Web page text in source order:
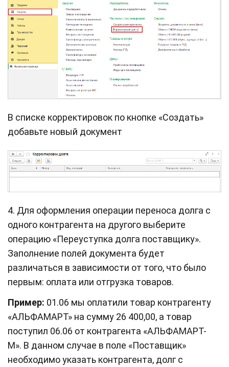
В списке корректировок по кнопке «Создать»
добавьте новый документ
4. Для оформления операции переноса долга с
одного контрагента на другого выберите
операцию «Переуступка долга поставщику».
Заполнение полей документа будет
различаться в зависимости от того, что было
первым: оплата или отгрузка товаров.
Пример: 01.06 мы оплатили товар контрагенту
«АЛЬФАМАРТ» на сумму 26 400,00, а товар
поступил 06.06 от контрагента «АЛЬФАМАРТ-
М». В данном случае в поле «Поставщик»
необходимо указать контрагента, долг с